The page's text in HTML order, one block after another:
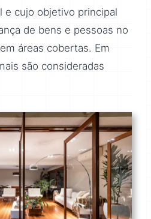
e cujo objetivo principal
de bens e pessoas no
áreas cobertas. Em
são consideradas